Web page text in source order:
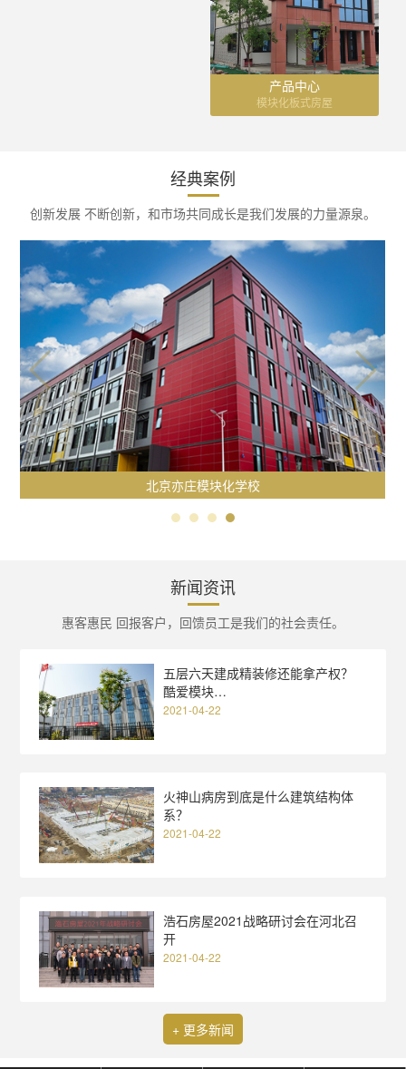
产品中心
模块化板式房屋
经典案例
创新发展 不断创新，和市场共同成长是我们发展的力量源泉。
北京亦庄模块化学校
新闻资讯
惠客惠民 回报客户，回馈员工是我们的社会责任。
五层六天建成精装修还能拿产权？
酷爱模块…
2021-04-22
火神山病房到底是什么建筑结构体
系？
2021-04-22
浩石房屋2021战略研讨会在河北召
开
2021-04-22
+ 更多新闻